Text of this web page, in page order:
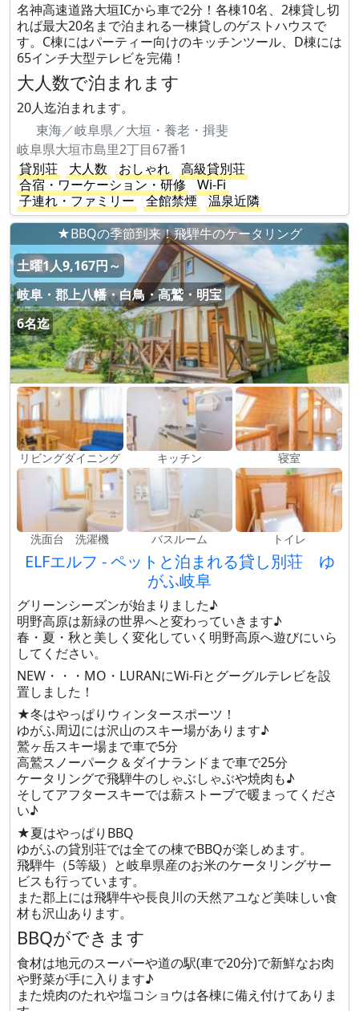
名神高速道路大垣ICから車で2分！各棟10名、2棟貸し切
れば最大20名まで泊まれる一棟貸しのゲストハウスで
す。C棟にはパーティー向けのキッチンツール、D棟には
65インチ大型テレビを完備！
大人数で泊まれます
20人迄泊まれます。
東海／岐阜県／大垣・養老・揖斐
岐阜県大垣市島里2丁目67番1
貸別荘
大人数 おしゃれ
高級貸別荘
合宿・ワーケーション・研修
Wi-Fi
子連れ・ファミリー
全館禁煙
温泉近隣
★BBQの季節到来！飛騨牛のケータリング
土曜1人9,167円～
岐阜・郡上八幡・白鳥・高鷲・明宝
6名迄
リビングダイニング キッチン 寝室
洗面台 洗濯機 バスルーム トイレ
ELFエルフ - ペットと泊まれる貸し別荘 ゆ
がふ岐阜
グリーンシーズンが始まりました♪
明野高原は新緑の世界へと変わっていきます♪
春・夏・秋と美しく変化していく明野高原へ遊びにいら
してください。
NEW・・・MO・LURANにWi-Fiとグーグルテレビを設
置しました！
★冬はやっぱりウィンタースポーツ！
ゆがふ周辺には沢山のスキー場があります♪
鷲ヶ岳スキー場まで車で5分
高鷲スノーパーク＆ダイナランドまで車で25分
ケータリングで飛騨牛のしゃぶしゃぶや焼肉も♪
そしてアフタースキーでは薪ストーブで暖まってくださ
い♪
★夏はやっぱりBBQ
ゆがふの貸別荘では全ての棟でBBQが楽しめます。
飛騨牛（5等級）と岐阜県産のお米のケータリングサー
ビスも行っています。
また郡上には飛騨牛や長良川の天然アユなど美味しい食
材も沢山あります。
BBQができます
食材は地元のスーパーや道の駅(車で20分)で新鮮なお肉
や野菜が手に入ります♪
また焼肉のたれや塩コショウは各棟に備え付けてありま